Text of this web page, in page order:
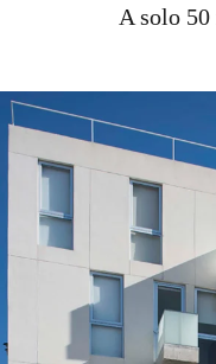
A solo 50